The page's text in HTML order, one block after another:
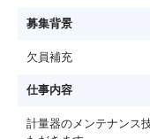
募集背景
欠員補充
仕事内容
計量器のメンテナンス